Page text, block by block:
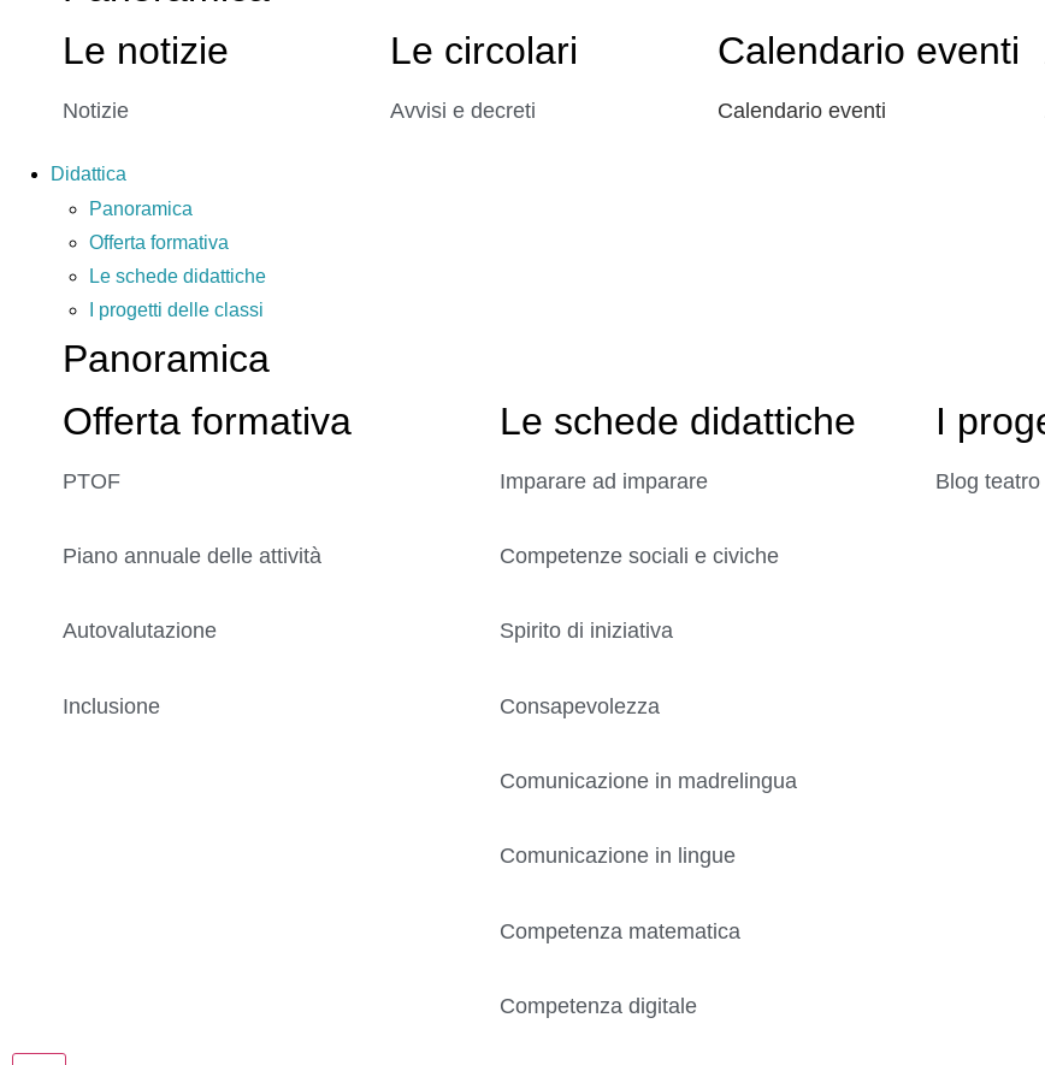
Le notizie
Notizie
Le circolari
Avvisi e decreti
Calendario eventi
Calendario eventi
Didattica
Panoramica
Offerta formativa
Le schede didattiche
I progetti delle classi
Panoramica
Offerta formativa
PTOF
Piano annuale delle attività
Autovalutazione
Inclusione
Le schede didattiche
Imparare ad imparare
Competenze sociali e civiche
Spirito di iniziativa
Consapevolezza
Comunicazione in madrelingua
Comunicazione in lingue
Competenza matematica
Competenza digitale
I
Blog